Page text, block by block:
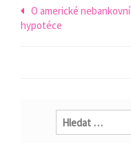
Navigace
pro
O americké nebankovní
hypotéce
Vyhledávání